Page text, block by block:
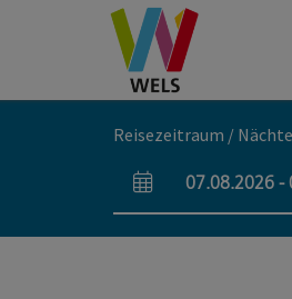
Zum Inhalt Accesskey
[0]
Zur NavigationAccesskey
[1]
Zum Seitenanfang Accesskey
[2]
Reisezeitraum / Nächte
An- und Abreisefelder
07.08.2026 -